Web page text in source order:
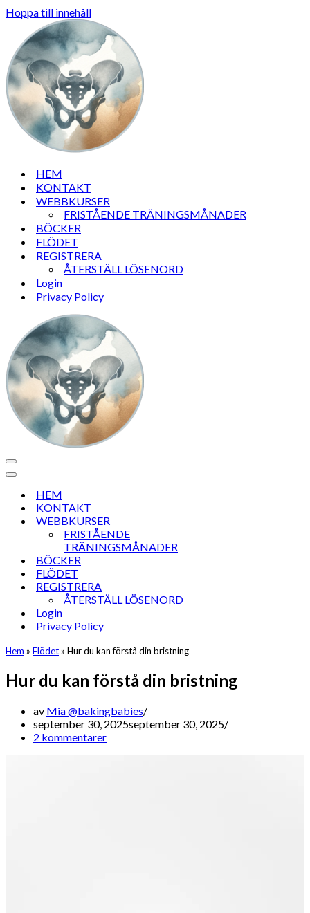
Hoppa till innehåll
HEM
KONTAKT
WEBBKURSER
FRISTÅENDE TRÄNINGSMÅNADER
BÖCKER
FLÖDET
REGISTRERA
ÅTERSTÄLL LÖSENORD
Login
Privacy Policy
Navigeringsmeny
Navigeringsmeny
HEM
KONTAKT
WEBBKURSER
FRISTÅENDE
TRÄNINGSMÅNADER
BÖCKER
FLÖDET
REGISTRERA
ÅTERSTÄLL LÖSENORD
Login
Privacy Policy
Hem » Flödet» Hur du kan förstå din bristning
Hur du kan förstå din bristning
av Mia @bakingbabies
september 30, 2025september 30, 2025
2 kommentarer